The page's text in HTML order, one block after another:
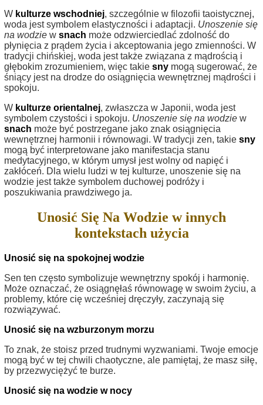
W kulturze wschodniej, szczególnie w filozofii taoistycznej,
woda jest symbolem elastyczności i adaptacji. Unoszenie się
na wodzie w snach może odzwierciedlać zdolność do
płynięcia z prądem życia i akceptowania jego zmienności. W
tradycji chińskiej, woda jest także związana z mądrością i
głębokim zrozumieniem, więc takie sny mogą sugerować, że
śniący jest na drodze do osiągnięcia wewnętrznej mądrości i
spokoju.
W kulturze orientalnej, zwłaszcza w Japonii, woda jest
symbolem czystości i spokoju. Unoszenie się na wodzie w
snach może być postrzegane jako znak osiągnięcia
wewnętrznej harmonii i równowagi. W tradycji zen, takie sny
mogą być interpretowane jako manifestacja stanu
medytacyjnego, w którym umysł jest wolny od napięć i
zakłóceń. Dla wielu ludzi w tej kulturze, unoszenie się na
wodzie jest także symbolem duchowej podróży i
poszukiwania prawdziwego ja.
Unosić Się Na Wodzie w innych
kontekstach użycia
Unosić się na spokojnej wodzie
Sen ten często symbolizuje wewnętrzny spokój i harmonię.
Może oznaczać, że osiągnęłaś równowagę w swoim życiu, a
problemy, które cię wcześniej dręczyły, zaczynają się
rozwiązywać.
Unosić się na wzburzonym morzu
To znak, że stoisz przed trudnymi wyzwaniami. Twoje emocje
mogą być w tej chwili chaotyczne, ale pamiętaj, że masz siłę,
by przezwyciężyć te burze.
Unosić się na wodzie w nocy